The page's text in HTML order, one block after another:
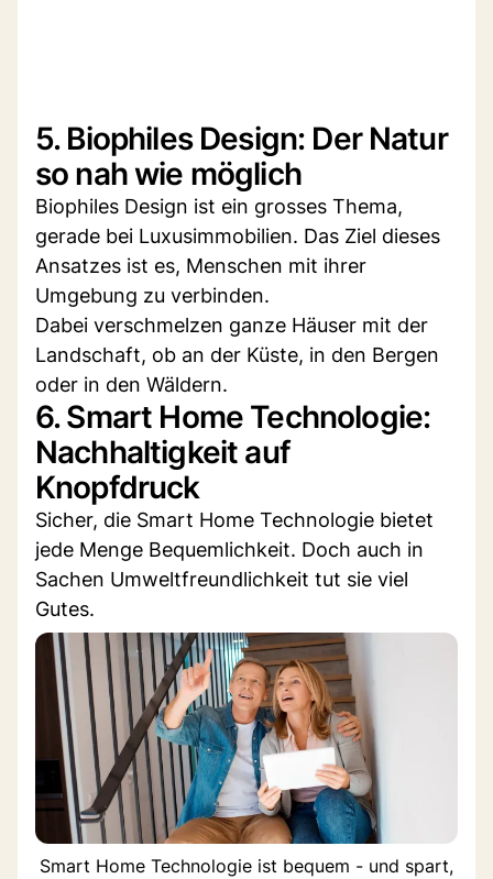
5. Biophiles Design: Der Natur
so nah wie möglich
Biophiles Design ist ein grosses Thema,
gerade bei Luxusimmobilien. Das Ziel dieses
Ansatzes ist es, Menschen mit ihrer
Umgebung zu verbinden.
Dabei verschmelzen ganze Häuser mit der
Landschaft, ob an der Küste, in den Bergen
oder in den Wäldern.
6. Smart Home Technologie:
Nachhaltigkeit auf
Knopfdruck
Sicher, die Smart Home Technologie bietet
jede Menge Bequemlichkeit. Doch auch in
Sachen Umweltfreundlichkeit tut sie viel
Gutes.
Smart Home Technologie ist bequem - und spart,